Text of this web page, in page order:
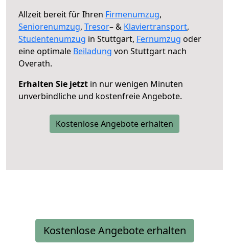
Allzeit bereit für Ihren Firmenumzug,
Seniorenumzug, Tresor– & Klaviertransport,
Studentenumzug in Stuttgart, Fernumzug oder
eine optimale Beiladung von Stuttgart nach
Overath.
Erhalten Sie jetzt in nur wenigen Minuten
unverbindliche und kostenfreie Angebote.
Kostenlose Angebote erhalten
Kostenlose Angebote erhalten